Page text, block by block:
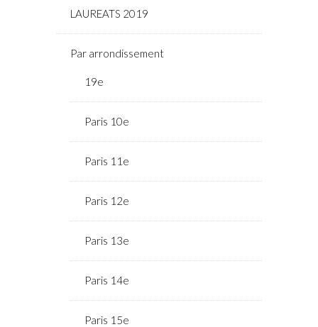
LAUREATS 2019
Par arrondissement
19e
Paris 10e
Paris 11e
Paris 12e
Paris 13e
Paris 14e
Paris 15e